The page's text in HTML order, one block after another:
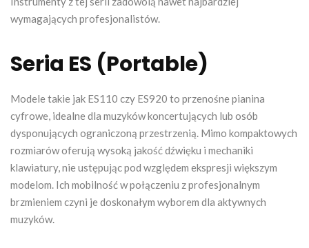
wymagających profesjonalistów.
Seria ES (Portable)
Modele takie jak ES110 czy ES920 to przenośne pianina
cyfrowe, idealne dla muzyków koncertujących lub osób
dysponujących ograniczoną przestrzenią. Mimo kompaktowych
rozmiarów oferują wysoką jakość dźwięku i mechaniki
klawiatury, nie ustępując pod względem ekspresji większym
modelom. Ich mobilność w połączeniu z profesjonalnym
brzmieniem czyni je doskonałym wyborem dla aktywnych
muzyków.